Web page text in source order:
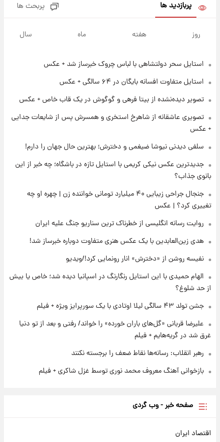
۱۴ ساعت پیش
فال قهوه روزانه یکشنبه ۱۸ مرداد ماه ۱۴۰۵
فال روزانه واقعی یکشنبه ۱۸ مرداد ۱۴۰۵
جدول
لیونل مسی عزادار شد! + جزئیات
پربازدید ها پربحث ها
روز هفته ماه سال
استایل سحر دولتشاهی با لباس چروک خبرساز شد + عکس
استایل متفاوت افسانه بایگان در ۶۴ سالگی + عکس
تصویر دیده‌نشده از بیتا فرهی و گوگوش در یک قاب خاص + عکس
تصویری عاشقانه از شاهرخ استخری و همسرش پس از شایعات جدایی
+ عکس
سلفی دیدنی نیوشا ضیغمی و دخترش؛ بهترین حال جهان را دارم!
جدیدترین عکس نیکی کریمی با استایل تازه در باشگاه؛ چه خبر از این
بانوی جذاب؟
جنجال جراحی زیبایی ۴۰ میلیارد تومانی خواننده زن | چهره او چه
تغییری کرد؟ | عکس
روایت رسانه انگلیسی از خطرناک ترین سناریو جنگ علیه ایران
هدی زین‌العابدین با یک عکس هنری متفاوت دوباره خبرساز شد!
نفیسه روشن از «دخترش» انار رونمایی کرد!/ویدیو
الهام حمیدی با این استایل رنگارنگ در اسپانیا دیده شد؛ خاص یا بیش
از حد شلوغ؟
جشن تولد ۴۳ سالگی لیلا اوتادی با یک سورپرایز ویژه + فیلم
علیرضا قربانی «گل‌های باران خورده» را خواند/ رفتی و بعد از تو دنیا
غرق شد در گریه‌هایم + فیلم
رهبر انقلاب: رسانه‌ها نقاط ضعف را برجسته نکنند
بازخوانی آهنگ معروف محمد نوری توسط غزل شاکری + فیلم
صفحه خبر - وب گردی
اقتصاد ایران